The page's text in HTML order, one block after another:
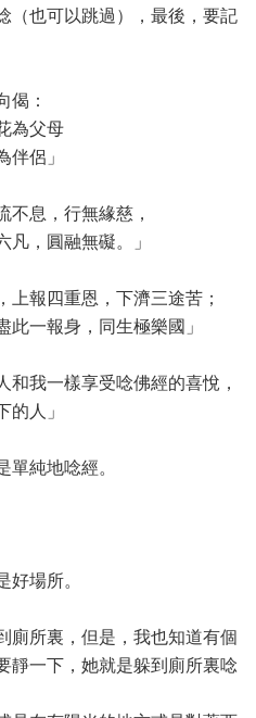
（也可以跳過），最後，要記
偈：
為父母
伴侶」
不息，行無緣慈，
凡，圓融無礙。」
上報四重恩，下濟三途苦；
此一報身，同生極樂國」
我一樣享受唸佛經的喜悅，
的人」
單純地唸經。
好場所。
廁所裏，但是，我也知道有個
靜一下，她就是躲到廁所裏唸